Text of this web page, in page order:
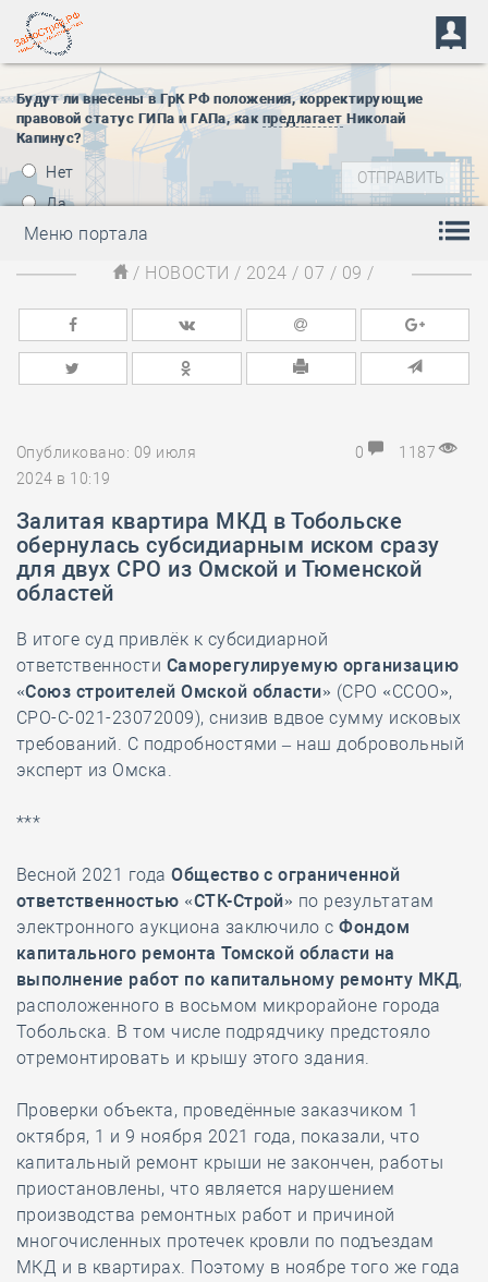
Будут ли внесены в ГрК РФ положения, корректирующие
правовой статус ГИПа и ГАПа, как предлагает Николай
Капинус?
Нет
Да
Меню портала
/ НОВОСТИ / 2024 / 07 / 09 /
Опубликовано: 09 июля
2024 в 10:19
0 1187
Залитая квартира МКД в Тобольске
обернулась субсидиарным иском сразу
для двух СРО из Омской и Тюменской
областей
В итоге суд привлёк к субсидиарной
ответственности Саморегулируемую организацию
«Союз строителей Омской области» (СРО «ССОО»,
СРО-С-021-23072009), снизив вдвое сумму исковых
требований. С подробностями – наш добровольный
эксперт из Омска.
***
Весной 2021 годаОбщество с ограниченной
ответственностью «СТК-Строй» по результатам
электронного аукциона заключило сФондом
капитального ремонта Томской области на
выполнение работ по капитальному ремонту МКД,
расположенного в восьмом микрорайоне города
Тобольска. В том числе подрядчику предстояло
отремонтировать и крышу этого здания.
Проверки объекта, проведённые заказчиком 1
октября, 1 и 9 ноября 2021 года, показали, что
капитальный ремонт крыши не закончен, работы
приостановлены, что является нарушением
производства ремонтных работ и причиной
многочисленных протечек кровли по подъездам
МКД и в квартирах. Поэтому в ноябре того же года